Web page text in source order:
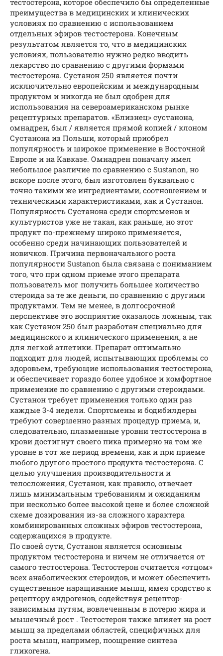
преимущества в медицинских и клинических
условиях по сравнению с использованием
отдельных эфиров тестостерона. Конечным
результатом является то, что в медицинских
условиях, пользователю нужно редко вводить
лекарство по сравнению с другими формами
тестостерона. Сустанон 250 является почти
исключительно европейским и международным
продуктом и никогда не был одобрен для
использования на североамериканском рынке
рецептурных препаратов. «Близнец» сустанона,
омнадрен, был / является прямой копией / клоном
Сустанона из Польши, который приобрел
популярность и широкое применение в Восточной
Европе и на Кавказе. Омнадрен поначалу имел
небольшое различие по сравнению с Sustanon, но
вскоре после этого, был изготовлен буквально с
точно такими же ингредиентами, соотношением и
техническими характеристиками, как и Сустанон.
Популярность Сустанона среди спортсменов и
культуристов уже не такая, как раньше, но этот
продукт по-прежнему широко применяется,
особенно среди начинающих пользователей и
новичков. Причина первоначального роста
популярности Sustanon была связана с пониманием
того, что при одном приеме этого препарата
пользователь мог получить большее количество
стероида за те же деньги, по сравнению с другими
продуктами. Тем не менее, в долгосрочной
перспективе это восприятие оказалось ложным, так
как Сустанон 250 был разработан специально для
медицинского и клинического применения, а не
для легкой атлетики. Препарат оптимально
подходит для людей, испытывающих проблемы со
здоровьем, требующие использования тестостерона,
и обеспечивает гораздо более удобное и комфортное
применение по сравнению с другими стероидами.
Сустанон требует применения только один раз
каждые 3-4 недели. Спортсмены и бодибилдеры
требуют совершенно разных процедур приема, и,
следовательно, плазменные уровни тестостерона в
крови достигнут своего пика примерно на том же
уровне в тот же период времени, как и при приеме
любого другого простого продукта тестостерона. С
целью улучшения производительности и
телосложения, Сустанон, как правило, отвечает
лишь минимальным требованиям и ожиданиям
при несколько более высокой цене и более сложной
схеме дозирования из-за сложного характера
комбинированных сложных эфиров тестостерона,
содержащихся в продукте.
По своей сути, Сустанон является основным
продуктом тестостерона и ничем не отличается от
самого тестостерона. Тестостерон считается «отцом»
всех анаболических стероидов, и может обеспечить
существенное наращивание мышц, имея сродство к
рецептору андрогенов, содействуя рецептор-
зависимым путям, вовлеченным в потерю жира и
мышечный рост . Тестостерон также влияет на рост
мышц за пределами областей, специфичных для
роста мышц, например, поощрение синтеза
гликогена.